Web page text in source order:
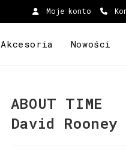
Moje konto
Akcesoria Nowości
ABOUT TIME
David Rooney